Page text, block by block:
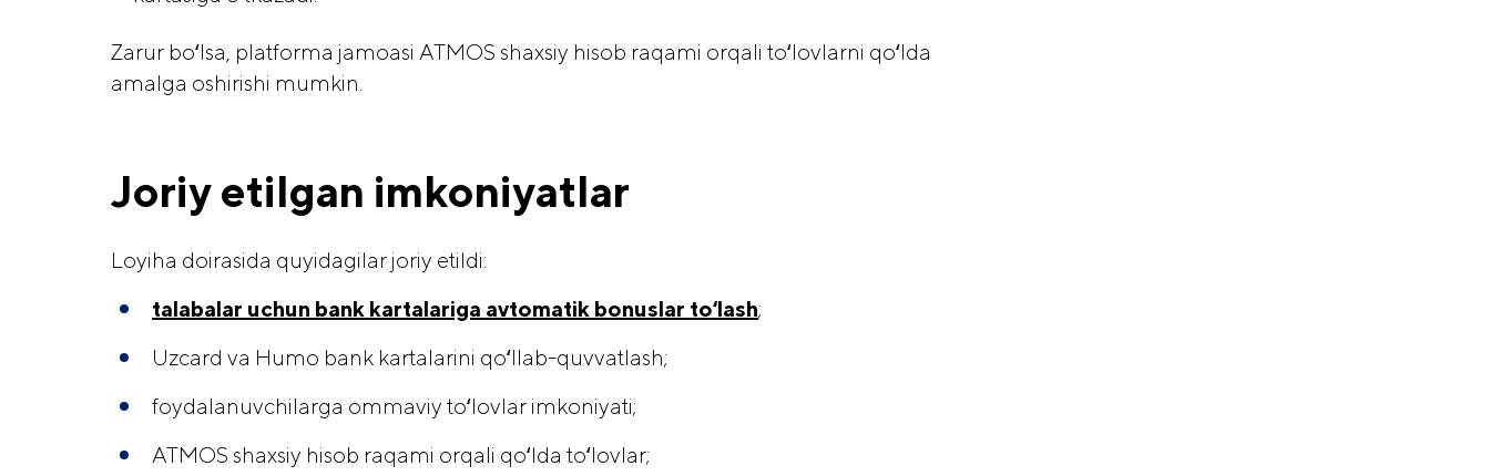
Zarur boʻlsa, platforma jamoasi ATMOS shaxsiy hisob raqami orqali toʻlovlarni qoʻlda
amalga oshirishi mumkin.
Joriy etilgan imkoniyatlar
Loyiha doirasida quyidagilar joriy etildi:
talabalar uchun bank kartalariga avtomatik bonuslar toʻlash;
Uzcard va Humo bank kartalarini qoʻllab-quvvatlash;
foydalanuvchilarga ommaviy toʻlovlar imkoniyati;
ATMOS shaxsiy hisob raqami orqali qoʻlda toʻlovlar;